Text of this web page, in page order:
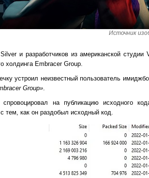
Источник
и разработчиков из американской студии
холдинга Embracer Group.
устроил неизвестный пользователь
Group».
на публикацию исходного
тем, как он раздобыл исходный код.